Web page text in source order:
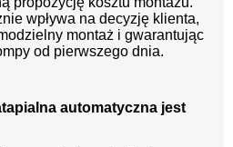
wpływa na decyzję klienta,
montaż i gwarantując
od pierwszego dnia.
automatyczna jest